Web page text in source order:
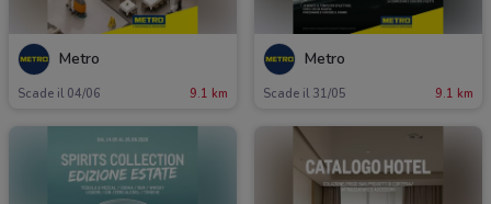
Metro
Scade il 04/06 9.1 km
Metro
Scade il 31/05 9.1 km